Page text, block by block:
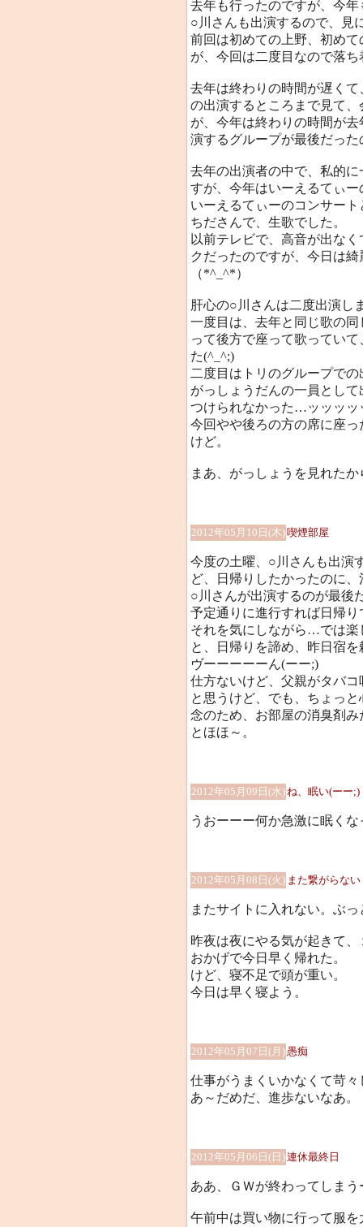
去年も行ったのですが、今
○川さんも出演するので、見
前回は初めての上野、初め
が、今回は二度目なので落
去年は終わりの時間が遅く
の出演するところまで見て
が、今年は終わりの時間が
演するグループが最後だっ
去年の出演者の中で、私的
すが、今年はいーえるてぃ
いーえるてぃーのコンサー
ちださんで、生歌でした。
以前テレビで、高音が出な
クだったのですが、今日は
（*^_^*）
肝心の○川さんは二度出演し
一度目は、去年と同じ歌の
って後方で座って歌ってい
た(^_^;)
二度目はトリのグループでの
がっしょうだんの一員とし
つけられなかった…ッッッッ
今回やや後ろの方の席に座
けど。
まあ、がっしょうを見れた
2012年05月10日(木)喫煙部屋
今度の土曜、○川さんも出演
ど、日帰りしたかったのに
○川さんが出演するのが最後
予定通りに進行すれば日帰
それを気にしながら…では
と、日帰りを諦め、昨日宿
ヴーーーーーん(ーー;)
仕方ないけど、父親がタバ
と思うけど、でも、ちょっと
念のため、お部屋の消臭剤
とほほ～。
2012年05月09日(水)ね、眠い(ーー;)
うおーーー何か急激に眠く
2012年05月08日(火) また繋がらない
またサイトに入れない。ぶ
昨夜は夜にやる気が起きて
おかげで今日早く帰れた。
けど、寝不足で頭が重い。
今日は早く寝よう。
2012年05月07日(月)愚痴
仕事がうまくいかなくて苛々
あ～だめだ、進歩ないなあ。
2012年05月06日(日)連休最終日
ああ、ＧＷが終わってしまう
午前中は買い物に行って服を